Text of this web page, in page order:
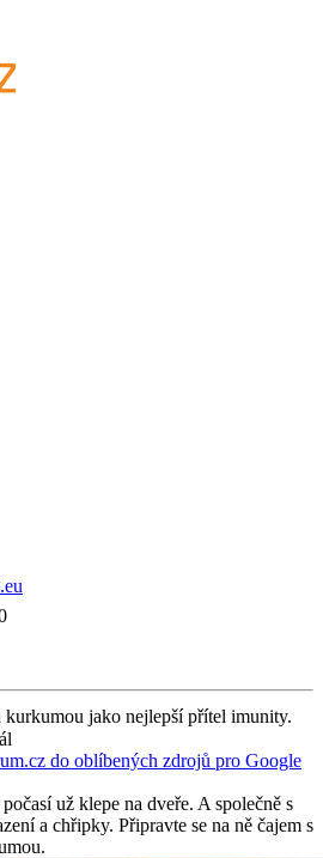
kurkumou jako nejlepší přítel imunity.
do oblíbených zdrojů pro Google
už klepe na dveře. A společně s
a chřipky. Připravte se na ně čajem s